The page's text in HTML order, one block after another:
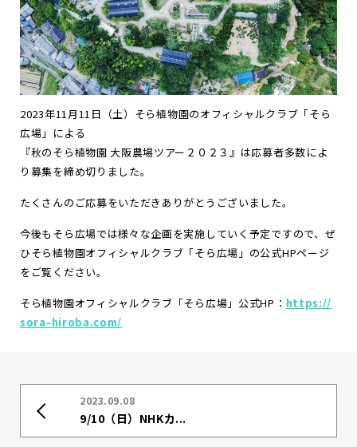
お問い合わせ
JP EN
Follow us
2023年11月11日（土）そら植物園のオフィシャルクラブ「そら
広場」による
『秋のそら植物園 大阪農場ツアー２０２３』は応募者多数によ
り募集を締め切りました。
たくさんのご応募をいただきありがとうございました。
今後もそら広場では様々な企画を実施していく予定ですので、ぜ
ひそら植物園オフィシャルクラブ「そら広場」の公式HPページ
をご覧ください。
そら植物園オフィシャルクラブ「そら広場」公式HP： https://
sora-hiroba.com/
2023.09.08
9/10（日）NHKカ...